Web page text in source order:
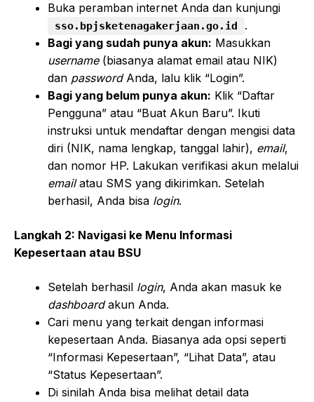
Buka peramban internet Anda dan kunjungi
sso.bpjsketenagakerjaan.go.id
.
Bagi yang sudah punya akun: Masukkan
username(biasanya alamat email atau NIK)
dan passwordAnda, lalu klik “Login”.
Bagi yang belum punya akun: Klik “Daftar
Pengguna” atau “Buat Akun Baru”. Ikuti
instruksi untuk mendaftar dengan mengisi data
diri (NIK, nama lengkap, tanggal lahir), email,
dan nomor HP. Lakukan verifikasi akun melalui
emailatau SMS yang dikirimkan. Setelah
berhasil, Anda bisa login.
Langkah 2: Navigasi ke Menu Informasi
Kepesertaan atau BSU
Setelah berhasil login, Anda akan masuk ke
dashboardakun Anda.
Cari menu yang terkait dengan informasi
kepesertaan Anda. Biasanya ada opsi seperti
“Informasi Kepesertaan”, “Lihat Data”, atau
“Status Kepesertaan”.
Di sinilah Anda bisa melihat detail data